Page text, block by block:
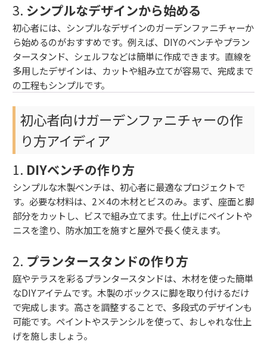
3. シンプルなデザインから始める
初心者には、シンプルなデザインのガーデンファニチャーか
ら始めるのがおすすめです。例えば、DIYのベンチやプラン
タースタンド、シェルフなどは簡単に作成できます。直線を
多用したデザインは、カットや組み立てが容易で、完成まで
の工程もシンプルです。
初心者向けガーデンファニチャーの作
り方アイディア
1. DIYベンチの作り方
シンプルな木製ベンチは、初心者に最適なプロジェクトで
す。必要な材料は、2×4の木材とビスのみ。まず、座面と脚
部分をカットし、ビスで組み立てます。仕上げにペイントや
ニスを塗り、防水加工を施すと屋外で長く使えます。
2. プランタースタンドの作り方
庭やテラスを彩るプランタースタンドは、木材を使った簡単
なDIYアイテムです。木製のボックスに脚を取り付けるだけ
で完成します。高さを調整することで、多段式のデザインも
可能です。ペイントやステンシルを使って、おしゃれな仕上
げを施しましょう。